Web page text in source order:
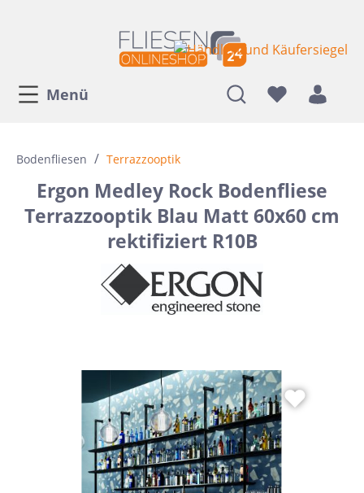
Menü
Bodenfliesen / Terrazzooptik
Ergon Medley Rock Bodenfliese
Terrazzooptik Blau Matt 60x60 cm
rektifiziert R10B